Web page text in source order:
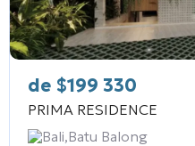
de $199 330
PRIMA RESIDENCE
Bali,Batu Balong